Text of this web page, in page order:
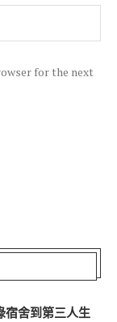
for the next
宿舍到第三人生